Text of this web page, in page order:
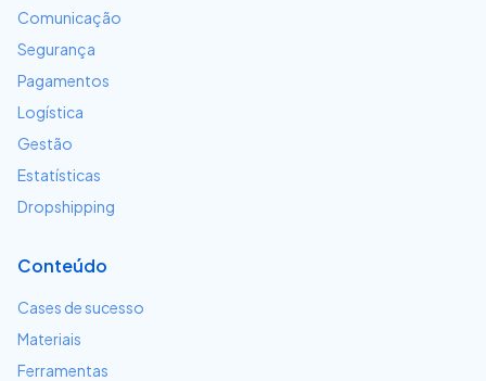
Comunicação
Segurança
Pagamentos
Logística
Gestão
Estatísticas
Dropshipping
Conteúdo
Cases de sucesso
Materiais
Ferramentas